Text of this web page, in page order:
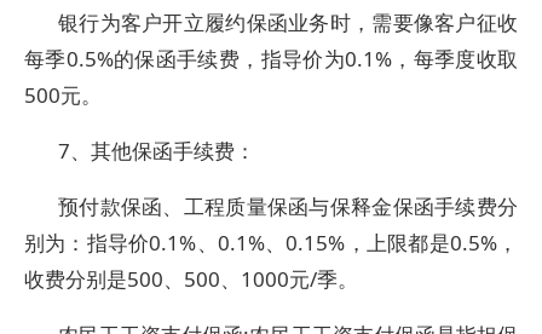
银行为客户开立履约保函业务时，需要像客户征收
每季0.5%的保函手续费，指导价为0.1%，每季度收取
500元。
7、其他保函手续费：
预付款保函、工程质量保函与保释金保函手续费分
别为：指导价0.1%、0.1%、0.15%，上限都是0.5%，
收费分别是500、500、1000元/季。